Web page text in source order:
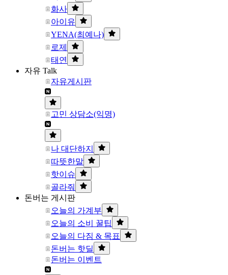
화사
아이유
YENA(최예나)
로제
태연
자유 Talk
자유게시판
고민 상담소(익명)
나 대단하지
따뜻한말
핫이슈
골라줘
돈버는 게시판
오늘의 가계부
오늘의 소비 꿀팁
오늘의 다짐 & 목표
돈버는 핫딜
돈버는 이벤트